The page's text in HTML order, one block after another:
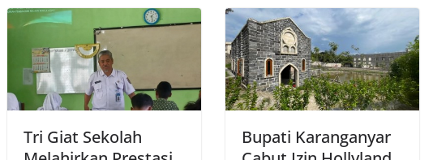
Tri Giat Sekolah
Bupati Karanganyar